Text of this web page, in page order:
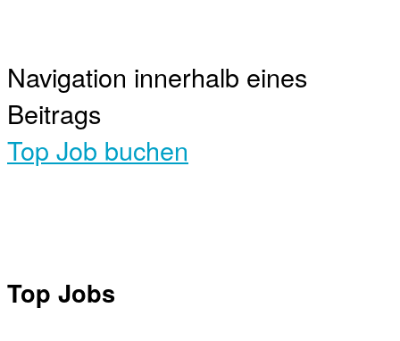
Navigation innerhalb eines
Beitrags
Top Job buchen
Top Jobs